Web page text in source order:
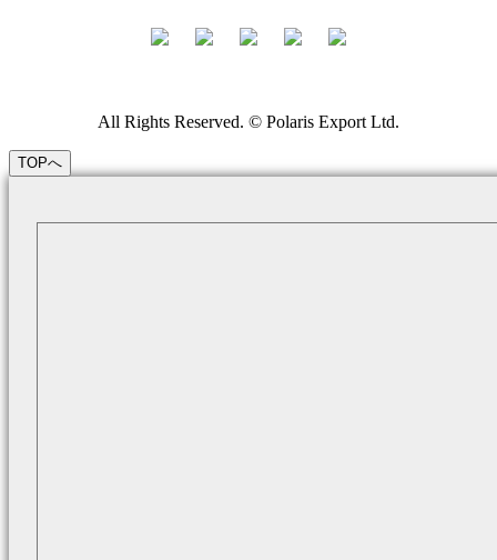
All Rights Reserved. © Polaris Export Ltd.
TOPへ